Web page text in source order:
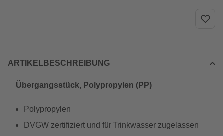
ARTIKELBESCHREIBUNG
Übergangsstück, Polypropylen (PP)
Polypropylen
DVGW zertifiziert und für Trinkwasser zugelassen